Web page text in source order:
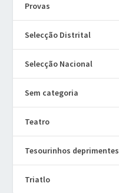
Provas
Selecção Distrital
Selecção Nacional
Sem categoria
Teatro
Tesourinhos deprimentes
Triatlo